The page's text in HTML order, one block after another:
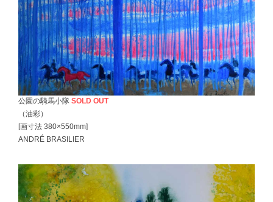
公園の騎馬小隊 SOLD OUT
（油彩）
[画寸法 380×550mm]
ANDRÉ BRASILIER